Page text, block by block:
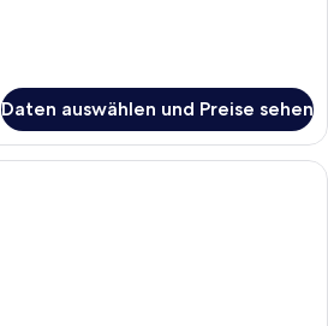
Daten auswählen und Preise sehen
Ein Hotelzimmer mit einem großen